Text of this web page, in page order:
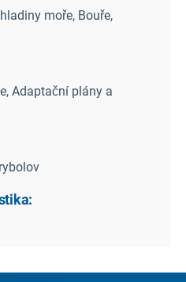
moře, Bouře,
Adaptační plány a